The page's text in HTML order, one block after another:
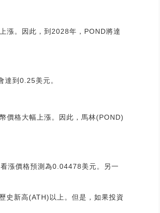
漲。因此，到2028年，POND將達
到0.25美元。
價格大幅上漲。因此，馬林(POND)
漲價格預測為0.04478美元。另一
史新高(ATH)以上。但是，如果投資